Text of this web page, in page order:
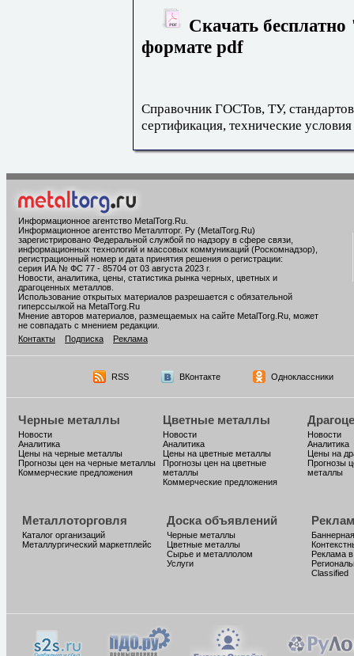
Скачать
формате pdf
Справочник ГОСТов, ТУ,
сертификация, технические условия
Информационное агентство MetalTorg.Ru
Информационное агентство Металлторг. Ру (MetalTorg.Ru)
зарегистрировано Федеральной службой по надзору в сфере связи,
информационных технологий и массовых коммуникаций (Роскомнадзор),
регистрационный номер и дата принятия решения о регистрации:
серия ИА № ФС 77 - 85704 от 03 августа 2023 г.
Новости, аналитика, цены, статистика рынка черных, цветных и
драгоценных металлов.
Использование открытых материалов разрешается с обязательной
гиперссылкой на MetalTorg.Ru
Мнение авторов материалов, размещаемых на сайте MetalTorg.Ru, может
не совпадать с мнением редакции.
Контакты
Подписка Реклама
RSS ВКонтакте Одноклассники
Черные металлы
Новости
Аналитика
Цены на черные металлы
Прогнозы цен на черные металлы
Коммерческие предложения
Цветные металлы
Новости
Аналитика
Цены на цветные металлы
Прогнозы цен на цветные
металлы
Коммерческие предложения
Новости
Аналитика
Цены на
Прогнозы
металлы
Металлоторговля
Каталог организаций
Металлургический маркетплейс
Доска объявлений
Черные металлы
Цветные металлы
Сырье и металлолом
Услуги
Реклама
Classified